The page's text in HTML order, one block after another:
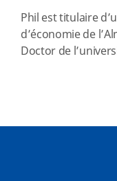
Phil est titulaire
d’économie de
Doctor de